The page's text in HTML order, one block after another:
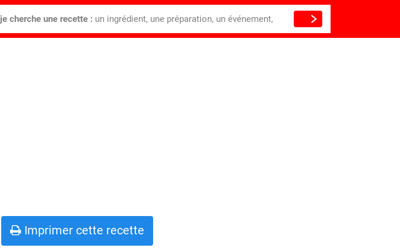
je cherche une recette : un ingrédient, une préparation, un événement,
Imprimer cette recette